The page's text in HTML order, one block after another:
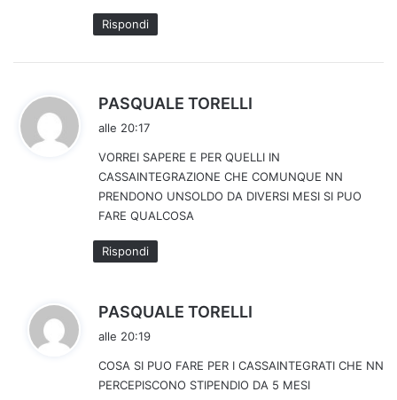
Rispondi
PASQUALE TORELLI
e
t
t
alle 20:17
VORREI SAPERE E PER QUELLI IN
CASSAINTEGRAZIONE CHE COMUNQUE NN
PRENDONO UNSOLDO DA DIVERSI MESI SI PUO
FARE QUALCOSA
Rispondi
PASQUALE TORELLI
e
t
alle 20:19
COSA SI PUO FARE PER I CASSAINTEGRATI CHE NN
PERCEPISCONO STIPENDIO DA 5 MESI